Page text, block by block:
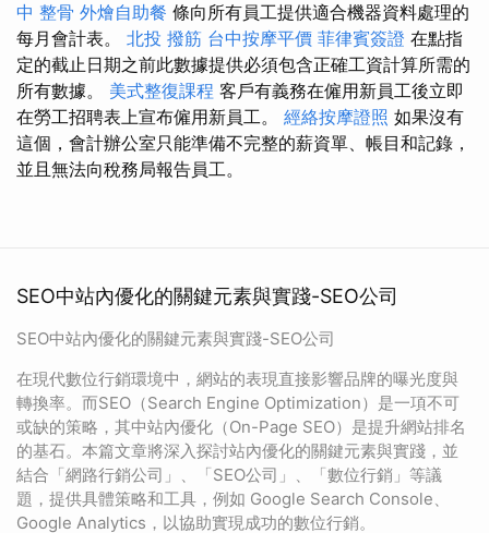
中 整骨 外燴自助餐 條向所有員工提供適合機器資料處理的
每月會計表。 北投 撥筋 台中按摩平價 菲律賓簽證 在點指
定的截止日期之前此數據提供必須包含正確工資計算所需的
所有數據。 美式整復課程 客戶有義務在僱用新員工後立即
在勞工招聘表上宣布僱用新員工。 經絡按摩證照 如果沒有
這個，會計辦公室只能準備不完整的薪資單、帳目和記錄，
並且無法向稅務局報告員工。
SEO中站內優化的關鍵元素與實踐-SEO公司
SEO中站內優化的關鍵元素與實踐-SEO公司
在現代數位行銷環境中，網站的表現直接影響品牌的曝光度與
轉換率。而SEO（Search Engine Optimization）是一項不可
或缺的策略，其中站內優化（On-Page SEO）是提升網站排名
的基石。本篇文章將深入探討站內優化的關鍵元素與實踐，並
結合「網路行銷公司」、「SEO公司」、「數位行銷」等議
題，提供具體策略和工具，例如 Google Search Console、
Google Analytics，以協助實現成功的數位行銷。